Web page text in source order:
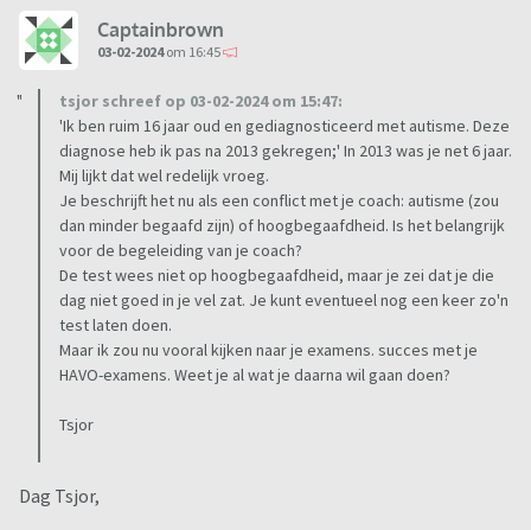
Captainbrown
03-02-2024om 16:45
tsjor schreef op 03-02-2024 om 15:47:
'Ik ben ruim 16 jaar oud en gediagnosticeerd met autisme. Deze
diagnose heb ik pas na 2013 gekregen;' In 2013 was je net 6 jaar.
Mij lijkt dat wel redelijk vroeg.
Je beschrijft het nu als een conflict met je coach: autisme (zou
dan minder begaafd zijn) of hoogbegaafdheid. Is het belangrijk
voor de begeleiding van je coach?
De test wees niet op hoogbegaafdheid, maar je zei dat je die
dag niet goed in je vel zat. Je kunt eventueel nog een keer zo'n
test laten doen.
Maar ik zou nu vooral kijken naar je examens. succes met je
HAVO-examens. Weet je al wat je daarna wil gaan doen?
Tsjor
Dag Tsjor,